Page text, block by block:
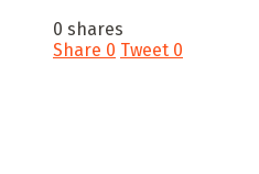
0 shares
Share 0 Tweet 0